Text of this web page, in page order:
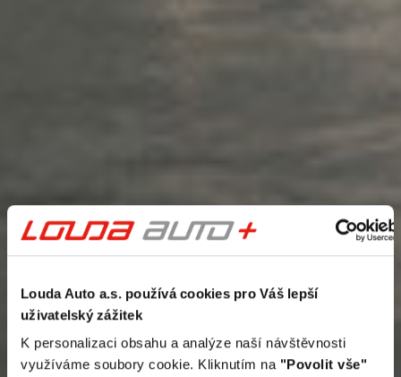
Louda Auto a.s. používá cookies pro Váš lepší
uživatelský zážitek
K personalizaci obsahu a analýze naší návštěvnosti
využíváme soubory cookie. Kliknutím na "Povolit vše"